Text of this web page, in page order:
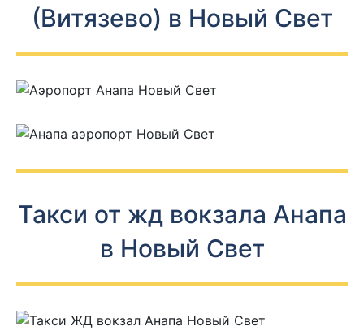
(Витязево) в Новый Свет
Такси от жд вокзала Анапа
в Новый Свет